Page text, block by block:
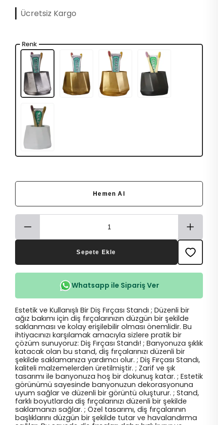
Ücretsiz Kargo
Renk
Hemen Al
Sepete Ekle
Whatsapp ile Sipariş Ver
Estetik ve Kullanışlı Bir Diş Fırçası Standı ; Düzenli bir
ağız bakımı için diş fırçalarınızın düzgün bir şekilde
saklanması ve kolay erişilebilir olması önemlidir. Bu
ihtiyacınızı karşılamak amacıyla sizlere pratik bir
çözüm sunuyoruz: Diş Fırçası Standı! ; Banyonuza şıklık
katacak olan bu stand, diş fırçalarınızı düzenli bir
şekilde saklamanıza yardımcı olur. ; Diş Fırçası Standı,
kaliteli malzemelerden üretilmiştir. ; Zarif ve şık
tasarımı ile banyonuza hoş bir dokunuş katar. ; Estetik
görünümü sayesinde banyonuzun dekorasyonuna
uyum sağlar ve düzenli bir görüntü oluşturur. ; Stand,
farklı boyutlarda diş fırçalarınızı düzenli bir şekilde
saklamanızı sağlar. ; Özel tasarımı, diş fırçalarının
başlıklarını düzgün bir şekilde tutar ve havalandırma